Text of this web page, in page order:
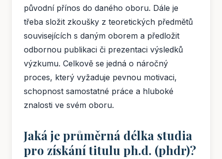
původní přínos do daného oboru. Dále je
třeba složit zkoušky z teoretických předmětů
souvisejících s daným oborem a předložit
odbornou publikaci či prezentaci výsledků
výzkumu. Celkově se jedná o náročný
proces, který vyžaduje pevnou motivaci,
schopnost samostatné práce a hluboké
znalosti ve svém oboru.
Jaká je průměrná délka studia
pro získání titulu ph.d. (phdr)?